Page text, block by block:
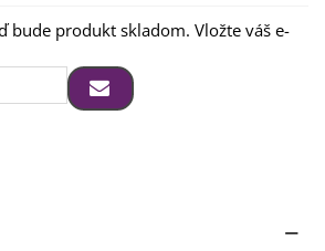
bude produkt skladom. Vložte váš e-